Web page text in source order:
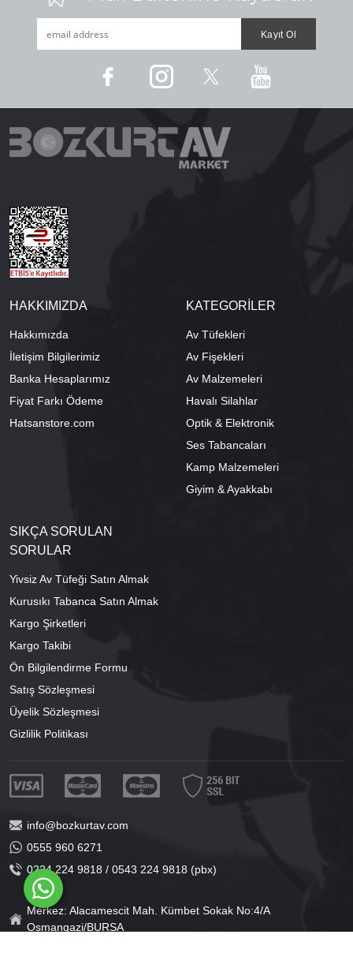
HAKKIMIZDA
Hakkımızda
İletişim Bilgilerimiz
Banka Hesaplarımız
Fiyat Farkı Ödeme
Hatsanstore.com
KATEGORİLER
Av Tüfekleri
Av Fişekleri
Av Malzemeleri
Havalı Silahlar
Optik & Elektronik
Ses Tabancaları
Kamp Malzemeleri
Giyim & Ayakkabı
SIKÇA SORULAN
SORULAR
Yivsiz Av Tüfeği Satın Almak
Kurusıkı Tabanca Satın Almak
Kargo Şirketleri
Kargo Takibi
Ön Bilgilendirme Formu
Satış Sözleşmesi
Üyelik Sözleşmesi
Gizlilik Politikası
info@bozkurtav.com
0555 960 6271
0224 224 9818 / 0543 224 9818 (pbx)
Merkez: Alacamescit Mah. Kümbet Sokak No:4/A
Osmangazi/BURSA